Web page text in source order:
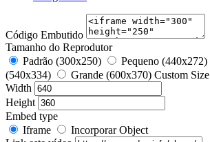
Código Embutido
Tamanho do Reprodutor
Padrão (300x250)
Pequeno (440x272)
(540x334)
Grande (600x370) Custom Size
Width
Height
Embed type
Iframe
Incorporar Object